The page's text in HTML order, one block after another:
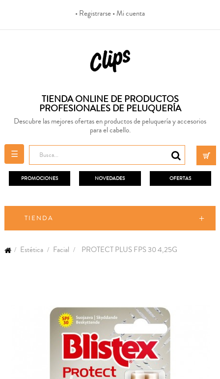
• Registrarse• Mi cuenta
TIENDA ONLINE DE PRODUCTOS
PROFESIONALES DE PELUQUERÍA
Descubre las mejores ofertas en productos de peluquería y accesorios
para el cabello.
Navegación
de
palanca
☰
PROMOCIONES NOVEDADES OFERTAS
TIENDA
Estética Facial PROTECT PLUS FPS 30 4,25G